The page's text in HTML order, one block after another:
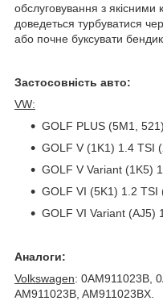
обслуговування з
доведеться турбуватися
або почне буксувати
Застосовність авто:
VW:
GOLF PLUS (5M1,
GOLF V (1K1) 1.4 TSI
GOLF V Variant (1K5)
GOLF VI (5K1) 1.2 TSI
GOLF VI Variant (AJ5)
Аналоги:
Volkswagen: 0AM911023B,
AM911023B, AM911023BX.